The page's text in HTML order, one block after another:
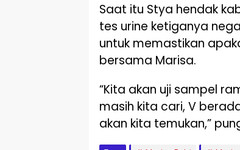
Saat itu Stya hendak
tes urine ketiganya
untuk memastikan
bersama Marisa.
“Kita akan uji sampel
masih kita cari, V
akan kita temukan,”